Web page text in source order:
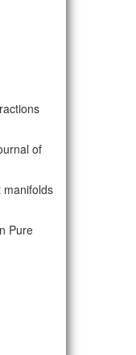
of
manifolds
Pure